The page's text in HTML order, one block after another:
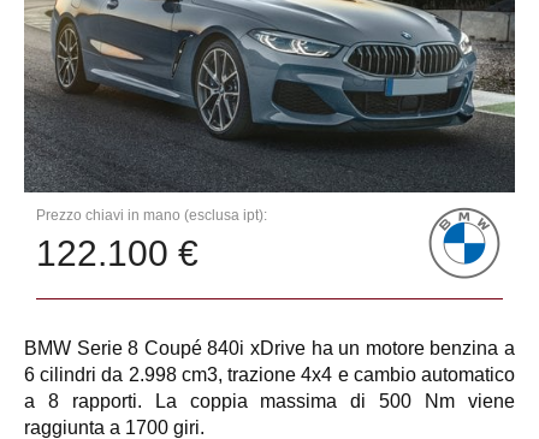
Prezzo chiavi in mano (esclusa ipt):
122.100 €
BMW Serie 8 Coupé 840i xDrive ha un motore benzina a
6 cilindri da 2.998 cm3, trazione 4x4 e cambio automatico
a 8 rapporti. La coppia massima di 500 Nm viene
raggiunta a 1700 giri.